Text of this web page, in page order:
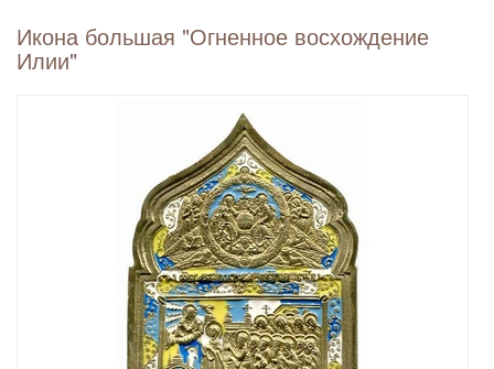
Икона большая "Огненное восхождение
Илии"